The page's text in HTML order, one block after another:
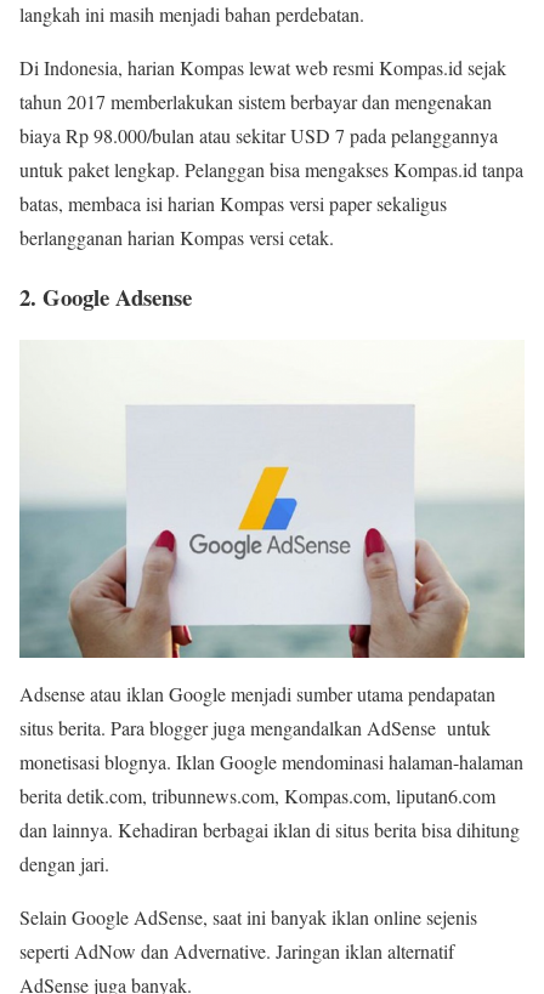
langkah ini masih menjadi bahan perdebatan.
Di Indonesia, harian Kompas lewat web resmi Kompas.id sejak
tahun 2017 memberlakukan sistem berbayar dan mengenakan
biaya Rp 98.000/bulan atau sekitar USD 7 pada pelanggannya
untuk paket lengkap. Pelanggan bisa mengakses Kompas.id tanpa
batas, membaca isi harian Kompas versi paper sekaligus
berlangganan harian Kompas versi cetak.
2. Google Adsense
Adsense atau iklan Google menjadi sumber utama pendapatan
situs berita. Para blogger juga mengandalkan AdSense untuk
monetisasi blognya. Iklan Google mendominasi halaman-halaman
berita detik.com, tribunnews.com, Kompas.com, liputan6.com
dan lainnya. Kehadiran berbagai iklan di situs berita bisa dihitung
dengan jari.
Selain Google AdSense, saat ini banyak iklan online sejenis
seperti AdNow dan Advernative. Jaringan iklan alternatif
AdSense juga banyak.